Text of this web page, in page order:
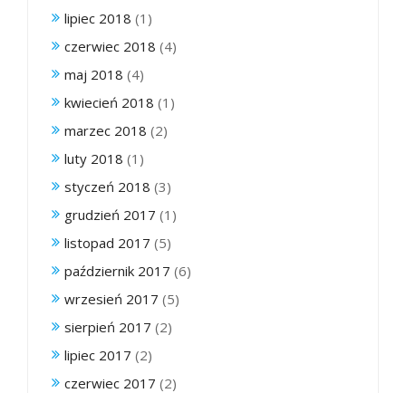
lipiec 2018 (1)
czerwiec 2018 (4)
maj 2018 (4)
kwiecień 2018 (1)
marzec 2018 (2)
luty 2018 (1)
styczeń 2018 (3)
grudzień 2017 (1)
listopad 2017 (5)
październik 2017 (6)
wrzesień 2017 (5)
sierpień 2017 (2)
lipiec 2017 (2)
czerwiec 2017 (2)